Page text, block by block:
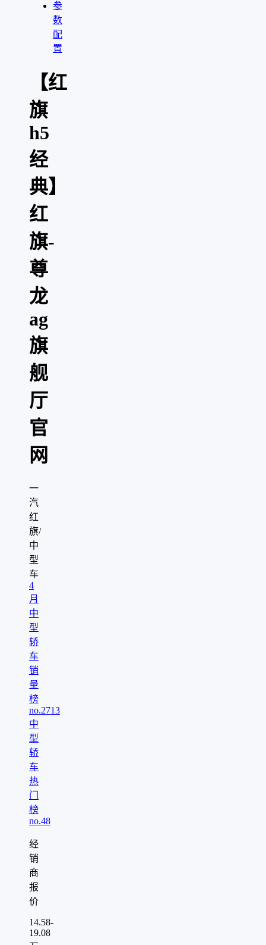
参
数
配
置
【红
旗
h5
经
典】
红
旗-
尊
龙
ag
旗
舰
厅
官
网
一
汽
红
旗/
中
型
车
4
月
中
型
轿
车
销
量
榜
no.2713
中
型
轿
车
热
门
榜
no.48
经
销
商
报
价
14.58-
19.08